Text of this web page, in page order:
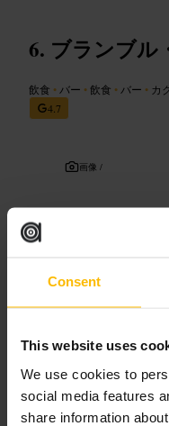
Consent
This website uses
We use cookies to
social media features
share information
ブランブル
飲食 • バー • 飲食 • バー • カ
4.7
画像 /
“ニュータウンで
期待できること